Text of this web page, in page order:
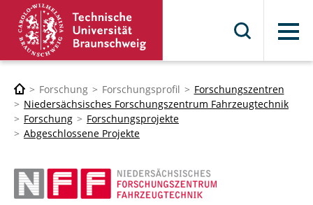
Menü
Forschung Forschungsprofil
Forschungszentren
Niedersächsisches Forschungszentrum Fahrzeugtechnik
Forschung
Forschungsprojekte
Abgeschlossene Projekte